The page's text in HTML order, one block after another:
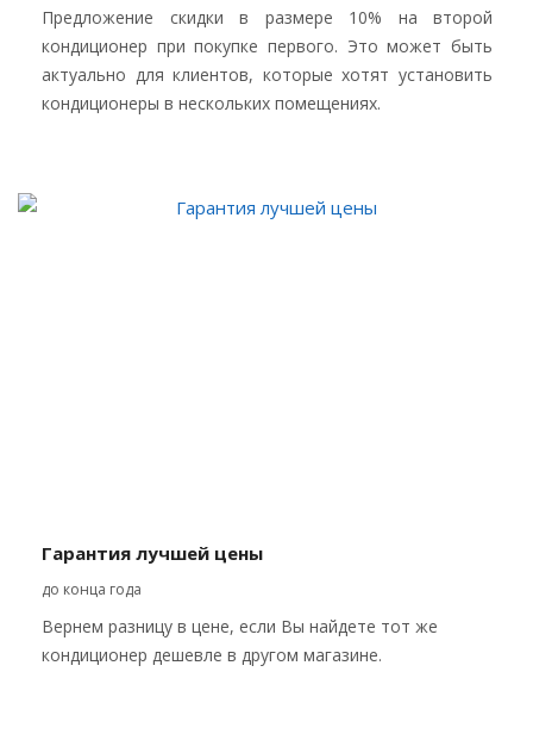
Предложение скидки в размере 10% на второй
кондиционер при покупке первого. Это может быть
актуально для клиентов, которые хотят установить
кондиционеры в нескольких помещениях.
Гарантия лучшей цены
до конца года
Вернем разницу в цене, если Вы найдете тот же
кондиционер дешевле в другом магазине.